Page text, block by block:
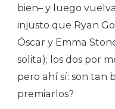
bien– y luego
injusto que Ryan
Óscar y Emma
solita); los dos por
pero ahí sí: son tan
premiarlos?